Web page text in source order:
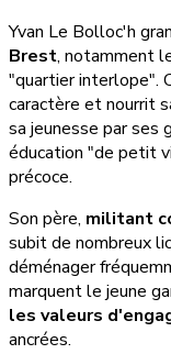
Yvan Le Bolloc'h
Brest, notamment
"quartier interlope".
caractère et nourrit
sa jeunesse par ses
éducation "de petit
précoce.
Son père, militant
subit de nombreux
déménager
marquent le jeune
les valeurs
ancrées.